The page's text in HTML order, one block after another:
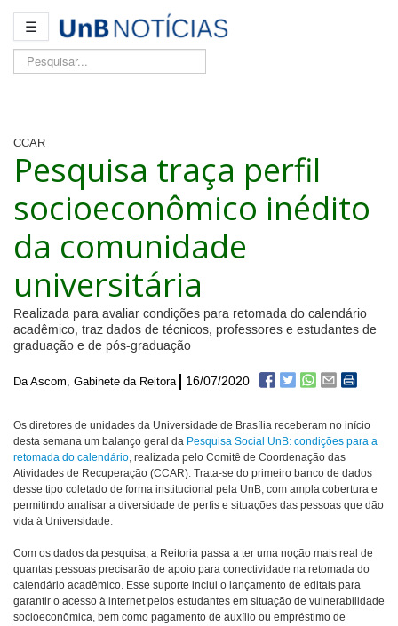
☰
Pesquisar...
CCAR
Pesquisa traça perfil
socioeconômico inédito
da comunidade
universitária
Realizada para avaliar condições para retomada do calendário
acadêmico, traz dados de técnicos, professores e estudantes de
graduação e de pós-graduação
Da Ascom, Gabinete da Reitora 16/07/2020
Os diretores de unidades da Universidade de Brasília receberam no início
desta semana um balanço geral da Pesquisa Social UnB: condições para a
retomada do calendário, realizada pelo Comitê de Coordenação das
Atividades de Recuperação (CCAR). Trata-se do primeiro banco de dados
desse tipo coletado de forma institucional pela UnB, com ampla cobertura e
permitindo analisar a diversidade de perfis e situações das pessoas que dão
vida à Universidade.
Com os dados da pesquisa, a Reitoria passa a ter uma noção mais real de
quantas pessoas precisarão de apoio para conectividade na retomada do
calendário acadêmico. Esse suporte inclui o lançamento de editais para
garantir o acesso à internet pelos estudantes em situação de vulnerabilidade
socioeconômica, bem como pagamento de auxílio ou empréstimo de